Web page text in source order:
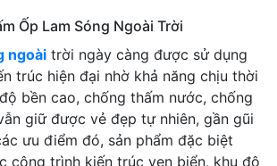
Ốp Lam Sóng Ngoài Trời
ngoài trời ngày càng được sử dụng
trúc hiện đại nhờ khả năng chịu thời
bền cao, chống thấm nước, chống
giữ được vẻ đẹp tự nhiên, gần gũi
ưu điểm đó, sản phẩm đặc biệt
công trình kiến trúc ven biển, khu đô